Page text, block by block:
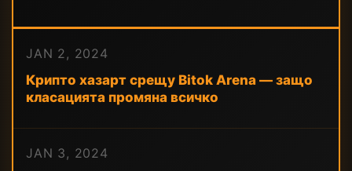
JAN 2, 2024
Крипто хазарт срещу Bitok Arena — защо
класацията промяна всичко
JAN 3, 2024